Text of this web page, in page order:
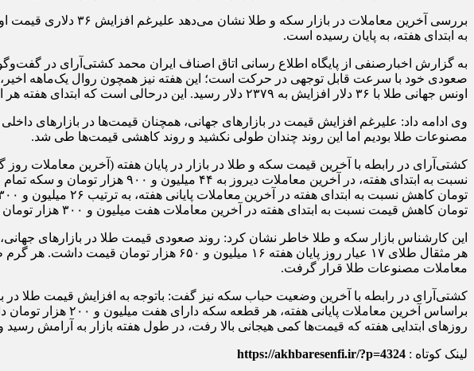
بررسی آخرین
به ابتدای هفته، به پایان رسیده است.
به گزارش اخبارصنفی از پایگاه اطلاع رسانی اتاق اصناف ایران محمد کشتی‌آرای در
صعودی خود با سرعت قابل توجهی در حرکت است؛ این هفته نیز همچون روال یک‌ماهه اخیر،
اونس جهانی طلا با ٣۶ دلار افزایش به ٢٣٧٩ دلار رسید. این درحالی است که ابتدای هفته هر اونس طلای جهانی ٢٣۴٣ دلار قیمت داشت.
وی ادامه داد: علیرغم افزایش قیمت در بازارهای جهانی، همچنان قیمت‌ها در بازارهای
مصنوعات طلا بودیم اما این روند چندان طولی نکشید و روند کاهشی قیمت‌ها طی شد.
تومان کاهش قیمت نسبت به ابتدای هفته در آخرین معاملات هفت میلیون و ٣٠٠ هزار تومان دادوستد شد.
این کارشناس بازار سکه و طلا خاطر نشان کرد: روند صعودی قیمت طلا در بازارهای جهانی،
معاملات مصنوعات طلا قرار گرفت.
کشتی‌آرای در رابطه با آخرین وضعیت حباب سکه نیز گفت: باتوجه به افزایش قیمت طلا
براساس آخرین
روزهای ابتدایی هفته که قیمت‌ها کمی هیجانی بالا رفت، در طول هفته بازار به آرامش
لینک کوتاه : https://akhbaresenfi.ir/?p=4324